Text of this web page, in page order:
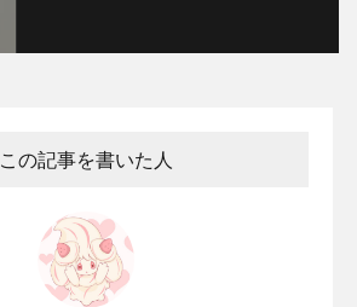
この記事を書いた人